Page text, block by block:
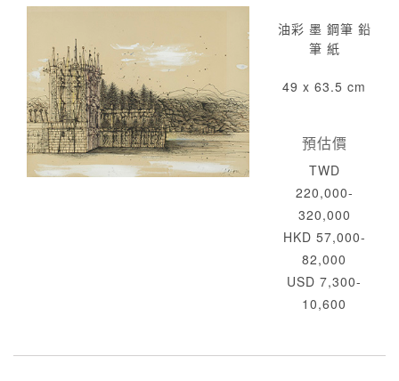
油彩 墨 鋼筆 鉛
筆 紙
49 x 63.5 cm
預估價
TWD
220,000-
320,000
HKD 57,000-
82,000
USD 7,300-
10,600